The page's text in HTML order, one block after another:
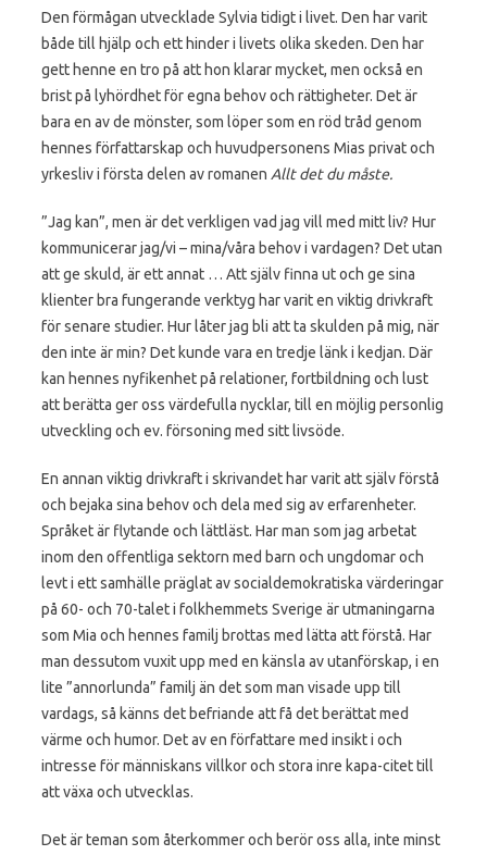
Den förmågan utvecklade Sylvia tidigt i livet. Den har varit
både till hjälp och ett hinder i livets olika skeden. Den har
gett henne en tro på att hon klarar mycket, men också en
brist på lyhördhet för egna behov och rättigheter. Det är
bara en av de mönster, som löper som en röd tråd genom
hennes författarskap och huvudpersonens Mias privat och
yrkesliv i första delen av romanen Allt det du måste.
”Jag kan”, men är det verkligen vad jag vill med mitt liv? Hur
kommunicerar jag/vi – mina/våra behov i vardagen? Det utan
att ge skuld, är ett annat … Att själv finna ut och ge sina
klienter bra fungerande verktyg har varit en viktig drivkraft
för senare studier. Hur låter jag bli att ta skulden på mig, när
den inte är min? Det kunde vara en tredje länk i kedjan. Där
kan hennes nyfikenhet på relationer, fortbildning och lust
att berätta ger oss värdefulla nycklar, till en möjlig personlig
utveckling och ev. försoning med sitt livsöde.
En annan viktig drivkraft i skrivandet har varit att själv förstå
och bejaka sina behov och dela med sig av erfarenheter.
Språket är flytande och lättläst. Har man som jag arbetat
inom den offentliga sektorn med barn och ungdomar och
levt i ett samhälle präglat av socialdemokratiska värderingar
på 60- och 70-talet i folkhemmets Sverige är utmaningarna
som Mia och hennes familj brottas med lätta att förstå. Har
man dessutom vuxit upp med en känsla av utanförskap, i en
lite ”annorlunda” familj än det som man visade upp till
vardags, så känns det befriande att få det berättat med
värme och humor. Det av en författare med insikt i och
intresse för människans villkor och stora inre kapa-citet till
att växa och utvecklas.
Det är teman som återkommer och berör oss alla, inte minst